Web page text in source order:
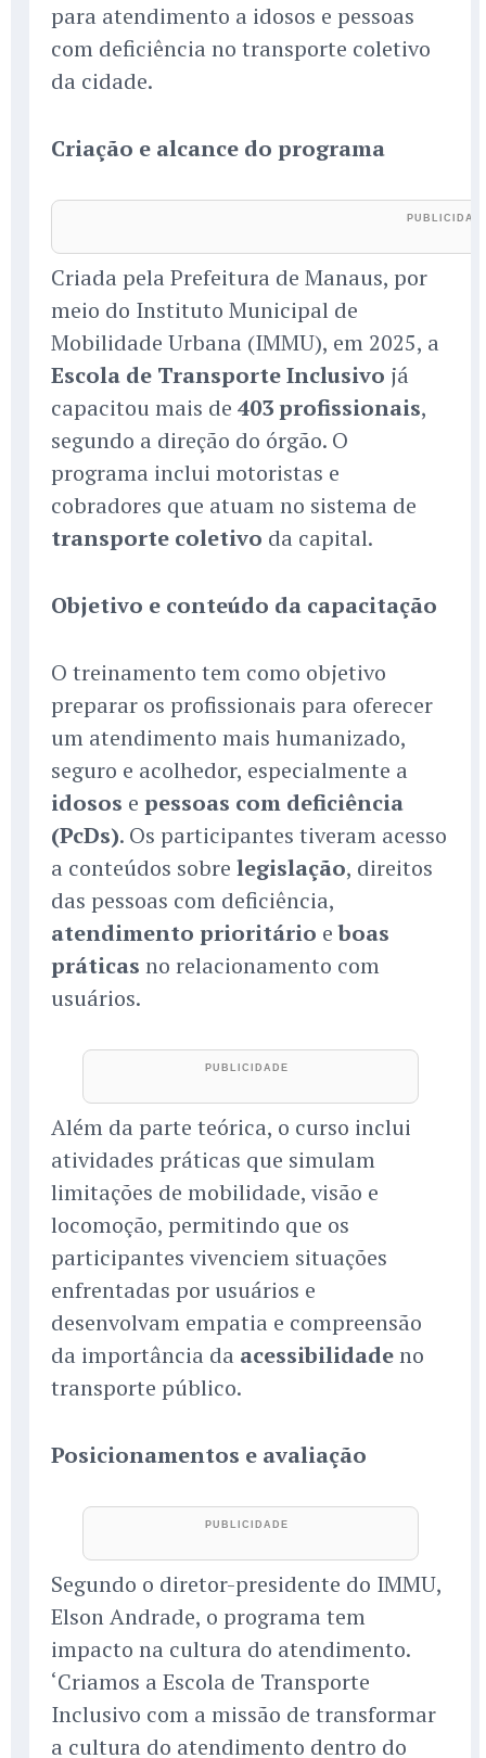
para atendimento a idosos e pessoas
com deficiência no transporte coletivo
da cidade.
Criação e alcance do programa
Criada pela Prefeitura de Manaus, por
meio do Instituto Municipal de
Mobilidade Urbana (IMMU), em 2025, a
Escola de Transporte Inclusivo já
capacitou mais de 403 profissionais,
segundo a direção do órgão. O
programa inclui motoristas e
cobradores que atuam no sistema de
transporte coletivo da capital.
Objetivo e conteúdo da capacitação
O treinamento tem como objetivo
preparar os profissionais para oferecer
um atendimento mais humanizado,
seguro e acolhedor, especialmente a
idosos e pessoas com deficiência
(PcDs). Os participantes tiveram acesso
a conteúdos sobre legislação, direitos
das pessoas com deficiência,
atendimento prioritário eboas
práticas no relacionamento com
usuários.
Além da parte teórica, o curso inclui
atividades práticas que simulam
limitações de mobilidade, visão e
locomoção, permitindo que os
participantes vivenciem situações
enfrentadas por usuários e
desenvolvam empatia e compreensão
da importância da acessibilidadeno
transporte público.
Posicionamentos e avaliação
Segundo o diretor-presidente do IMMU,
Elson Andrade, o programa tem
impacto na cultura do atendimento.
‘Criamos a Escola de Transporte
Inclusivo com a missão de transformar
a cultura do atendimento dentro do